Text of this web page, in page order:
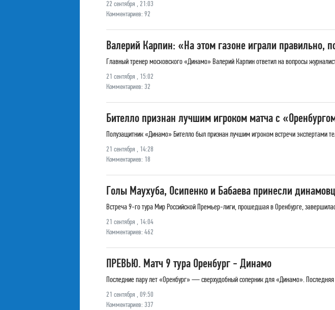
22 сентября , 21:03
Комментариев: 92
Валерий Карпин: «На этом газоне играли правильно,
Главный тренер московского «Динамо» Валерий Карпин ответил на вопросы
21 сентября , 15:02
Комментариев: 32
Бителло признан лучшим игроком матча с
Полузащитник «Динамо» Бителло был признан лучшим игроком встречи экспертами
21 сентября , 14:28
Комментариев: 18
Голы Маухуба, Осипенко и Бабаева принесли
Встреча 9-го тура Мир Российской Премьер-лиги, прошедшая в Оренбурге,
21 сентября , 14:04
Комментариев: 462
ПРЕВЬЮ. Матч 9 тура Оренбург - Динамо
Последние пару лет «Оренбург» — сверхудобный соперник для «Динамо».
21 сентября , 09:50
Комментариев: 337